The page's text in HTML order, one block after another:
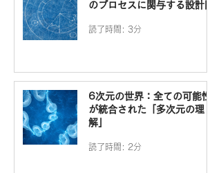
のプロセスに関与する設計図
読了時間: 3分
6次元の世界：全ての可能性
が統合された「多次元の理
解」
読了時間: 2分